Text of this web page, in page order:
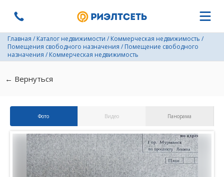
Главная / Каталог недвижимости / Коммерческая недвижимость /
Помещения свободного назначения / Помещение свободного
назначения / Коммерческая недвижимость
← Вернуться
Фото Видео Панорама